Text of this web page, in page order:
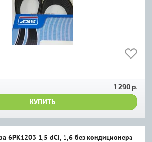
1 290 р.
КУПИТЬ
6PK1203 1,5 dCi, 1,6 без кондиционера